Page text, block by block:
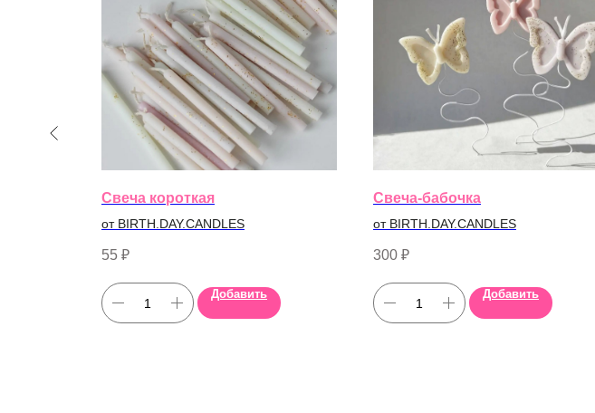
Свеча короткая
от BIRTH.DAY.CANDLES
55 ₽
Добавить
Свеча-бабочка
от BIRTH.DAY.CANDLES
300 ₽
Добавить